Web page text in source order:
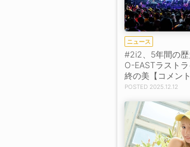
ニュース
#2i2、5年間の歴
O-EASTラスト
終の美【コメント
2025.12.12